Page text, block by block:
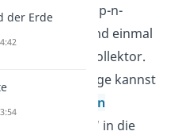
: Einmal den p-n-
Emitter-Basis und einmal
Basis-Kollektor.
p-n-Übergänge kannst
zwei Dioden
deren „Spitzen“ in die
der Erde